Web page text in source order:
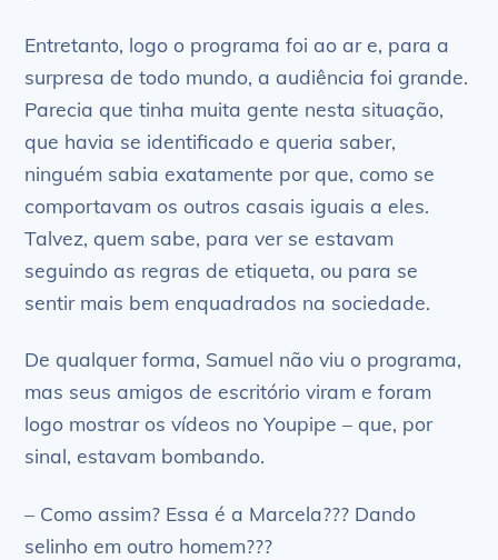
Entretanto, logo o programa foi ao ar e, para a
surpresa de todo mundo, a audiência foi grande.
Parecia que tinha muita gente nesta situação,
que havia se identificado e queria saber,
ninguém sabia exatamente por que, como se
comportavam os outros casais iguais a eles.
Talvez, quem sabe, para ver se estavam
seguindo as regras de etiqueta, ou para se
sentir mais bem enquadrados na sociedade.
De qualquer forma, Samuel não viu o programa,
mas seus amigos de escritório viram e foram
logo mostrar os vídeos no Youpipe – que, por
sinal, estavam bombando.
– Como assim? Essa é a Marcela??? Dando
selinho em outro homem???